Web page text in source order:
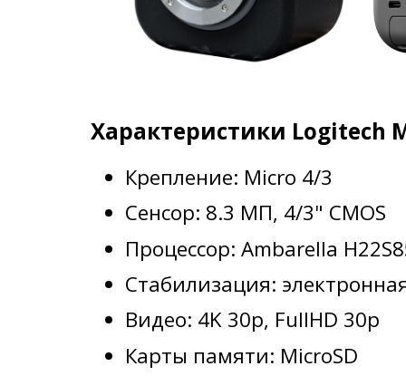
Характеристики Logitech
Крепление: Micro 4/3
Сенсор: 8.3 МП, 4/3" CMOS
Процессор: Ambarella
Стабилизация:
Видео: 4K 30p, FullHD 30p
Карты памяти: MicroSD